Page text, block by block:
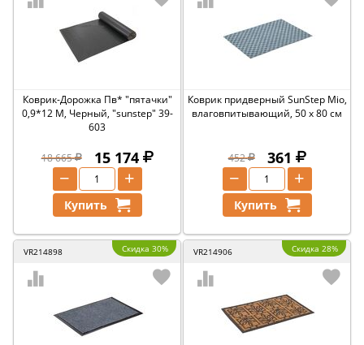
Коврик-Дорожка Пв* "пятачки"
0,9*12 М, Черный, "sunstep" 39-
603
18 665 15 174
+
−
Купить
Коврик придверный SunStep Mio,
влаговпитывающий, 50 x 80 см
452 361
+
−
Купить
VR214898 Скидка 30% VR214906 Скидка 28%